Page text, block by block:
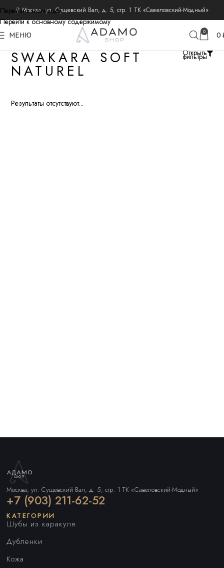
Перейти к навигации
Перейти к основному содержимому
⚲ Москва, ул. Сущевский Вал, д. 5, стр. 1 ТК «Савеловский-Модный»
МЕНЮ 0 0
SWAKARA SOFT
NATUREL
Открыть
фильтры
Результаты отсутствуют...
Москва, ул. Сущевский Вал, д. 5, стр. 1 ТК «Савеловский-Модный»
+7 (903) 211-62-52
КАТЕГОРИИ
Шубы из каракуля
Дубленки
Кожа